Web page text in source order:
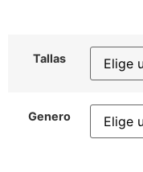
Tallas
Genero